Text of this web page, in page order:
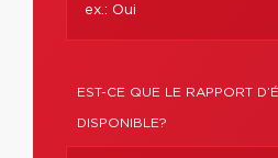
EST-CE QUE LE RAPPORT
DISPONIBLE?